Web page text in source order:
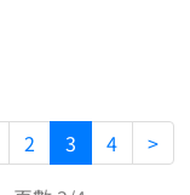
2 3 4
>